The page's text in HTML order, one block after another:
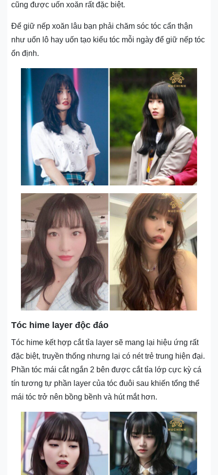
cũng được uốn xoăn rất đặc biệt.
Để giữ nếp xoăn lâu bạn phải chăm sóc tóc cẩn thận
như uốn lô hay uốn tạo kiểu tóc mỗi ngày để giữ nếp tóc
ổn định.
Tóc hime layer độc đáo
Tóc hime kết hợp cắt tỉa layer sẽ mang lại hiệu ứng rất
đặc biệt, truyền thống nhưng lại có nét trẻ trung hiện đại.
Phần tóc mái cắt ngắn 2 bên được cắt tỉa lớp cực kỳ cá
tín tương tự phần layer của tóc đuôi sau khiến tổng thể
mái tóc trở nên bồng bềnh và hút mắt hơn.